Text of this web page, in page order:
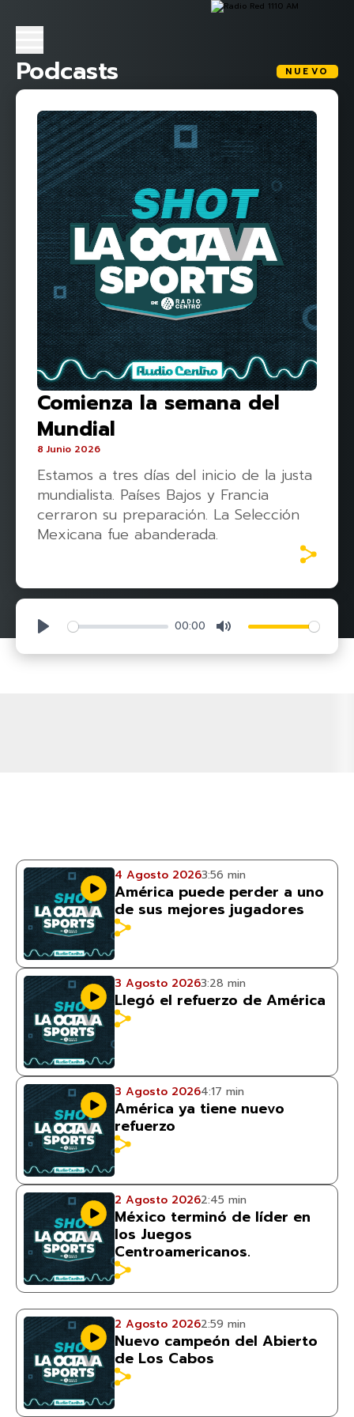
Podcasts NUEVO
Comienza la semana del
Mundial
8 Junio 2026
Estamos a tres días del inicio de la justa
mundialista. Países Bajos y Francia
cerraron su preparación. La Selección
Mexicana fue abanderada.
Play 00:00 Mute
4 Agosto 20263:56 min
América puede perder a uno
de sus mejores jugadores
3 Agosto 20263:28 min
Llegó el refuerzo de América
3 Agosto 20264:17 min
América ya tiene nuevo
refuerzo
2 Agosto 20262:45 min
México terminó de líder en
los Juegos
Centroamericanos.
2 Agosto 20262:59 min
Nuevo campeón del Abierto
de Los Cabos